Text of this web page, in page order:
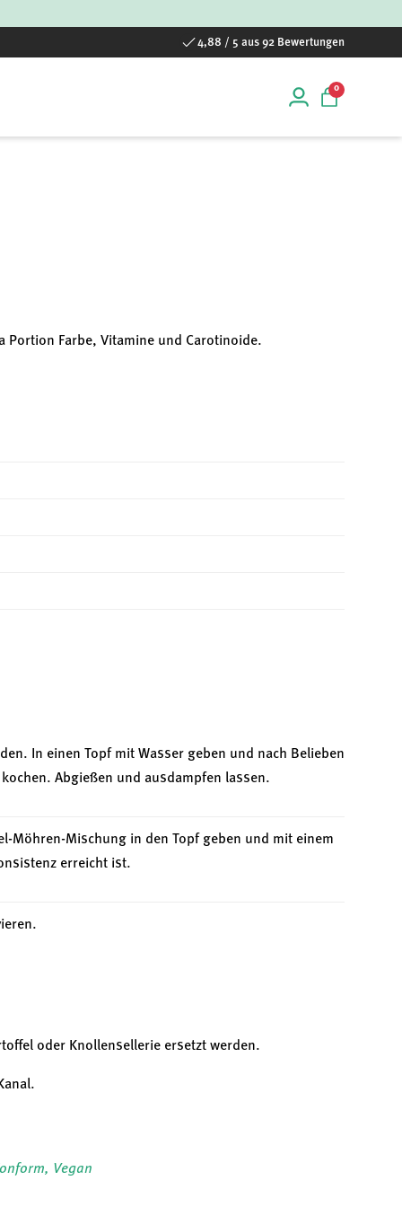
4,88 / 5 aus 92 Bewertungen
Einloggen
00 Artikel
Farbe, Vitamine und Carotinoide.
In einen Topf mit Wasser geben und nach Belieben
Abgießen und ausdampfen lassen.
Möhren-Mischung in den Topf geben und mit einem
erreicht ist.
oder Knollensellerie ersetzt werden.
, Vegan